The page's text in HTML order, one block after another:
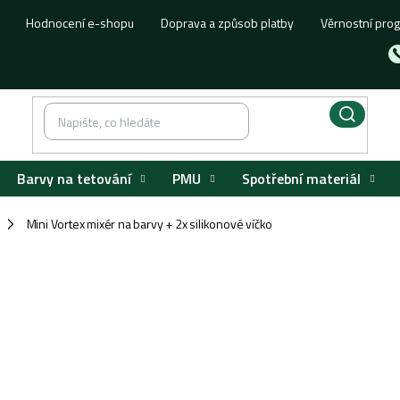
Hodnocení e-shopu Doprava a způsob platby Věrnostní
Barvy na tetování PMU Spotřební materiál
/ Mini Vortex mixér na barvy + 2x silikonové víčko